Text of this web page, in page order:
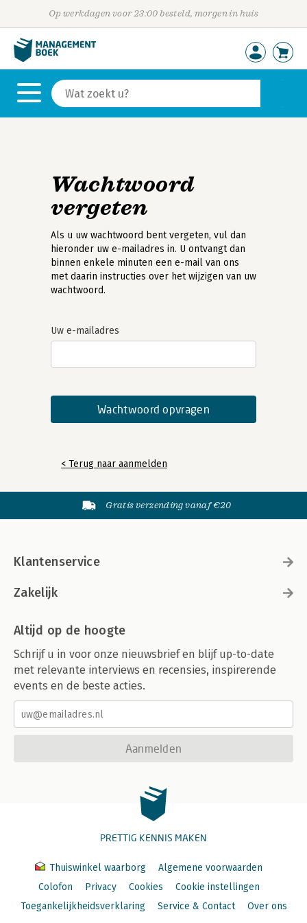
Op werkdagen voor 23:00 besteld, morgen in huis
Wachtwoord
vergeten
Als u uw wachtwoord bent vergeten, vul dan
hieronder uw e-mailadres in. U ontvangt dan
binnen enkele minuten een e-mail van ons
met daarin instructies over het wijzigen van uw
wachtwoord.
Uw e-mailadres
< Terug naar aanmelden
Gratis verzending vanaf €20
Klantenservice
Zakelijk
Altijd op de hoogte
Schrijf u in voor onze nieuwsbrief en blijf up-to-date
met relevante interviews en recensies, inspirerende
events en de beste acties.
Aanmelden
PRETTIG KENNIS MAKEN
Thuiswinkel waarborg
Algemene voorwaarden
Colofon
Privacy Cookies
Cookie instellingen
Toegankelijkheidsverklaring
Service & Contact Over ons